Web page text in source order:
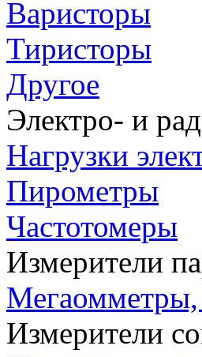
Варисторы
Тиристоры
Другое
Электро- и
Нагрузки
Пирометры
Частотомеры
Измерители
Измерители